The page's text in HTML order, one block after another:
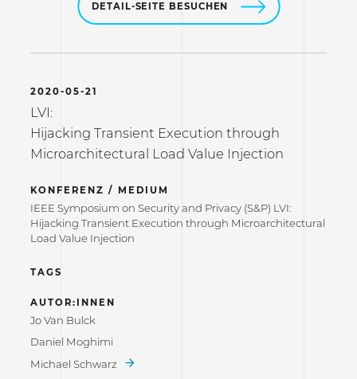
DETAIL-SEITE BESUCHEN
2020-05-21
LVI:
Hijacking Transient Execution through
Microarchitectural Load Value Injection
KONFERENZ / MEDIUM
IEEE Symposium on Security and Privacy (S&P) LVI:
Hijacking Transient Execution through Microarchitectural
Load Value Injection
TAGS
AUTOR:INNEN
Jo Van Bulck
Daniel Moghimi
Michael Schwarz